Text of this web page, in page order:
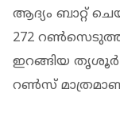
ആദ്യം ബാറ്റ്
272 റൺസെടുത്ത്
ഇറങ്ങിയ തൃശൂർ
റൺസ്